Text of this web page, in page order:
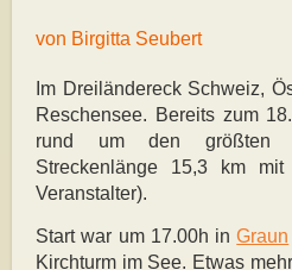
von Birgitta Seubert
Im Dreiländereck Schweiz,
Reschensee. Bereits zum
rund um den größten
Streckenlänge 15,3 km
Veranstalter).
Start war um 17.00h inGraun
Kirchturm im See. Etwas